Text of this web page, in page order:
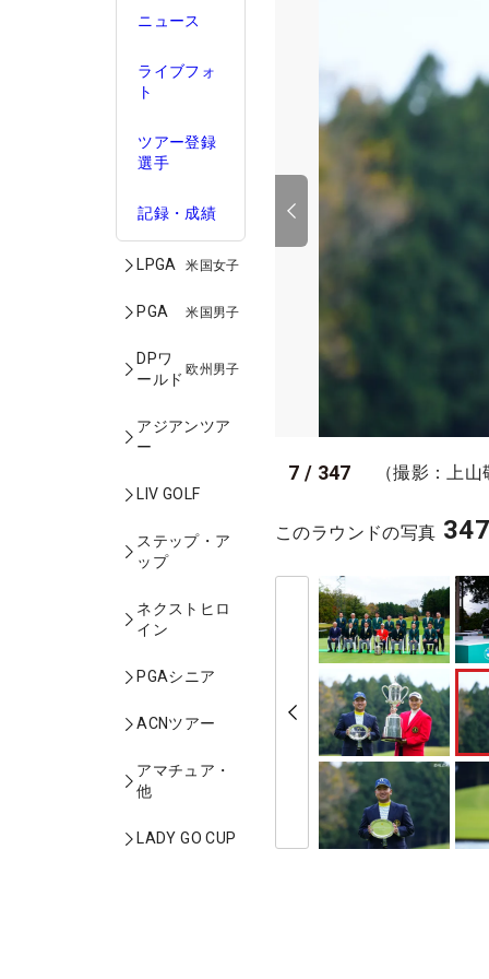
ニュース
ライブフォ
ト
ツアー登録
選手
記録・成績
LPGA 米国女子
PGA 米国男子
DPワ
ールド
欧州男子
アジアンツア
ー
LIV GOLF
ステップ・ア
ップ
ネクストヒロ
イン
PGAシニア
ACNツアー
アマチュア・
他
LADY GO CUP
7 / 347 （撮影：上
このラウンドの写真